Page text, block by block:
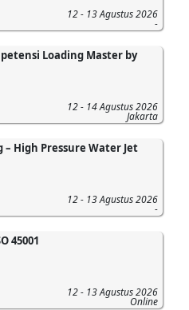
12 - 13 Agustus 2026
-
Loading Master by
12 - 14 Agustus 2026
Jakarta
High Pressure Water Jet
12 - 13 Agustus 2026
-
45001
12 - 13 Agustus 2026
Online